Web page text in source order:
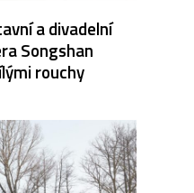
a divadelní
Songshan
rouchy